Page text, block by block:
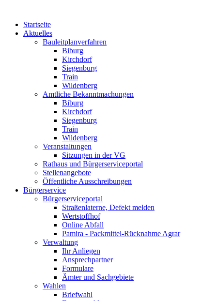
Startseite
Aktuelles
Bauleitplanverfahren
Biburg
Kirchdorf
Siegenburg
Train
Wildenberg
Amtliche Bekanntmachungen
Biburg
Kirchdorf
Siegenburg
Train
Wildenberg
Veranstaltungen
Sitzungen in der VG
Rathaus und Bürgerserviceportal
Stellenangebote
Öffentliche Ausschreibungen
Bürgerservice
Bürgerserviceportal
Straßenlaterne, Defekt melden
Wertstoffhof
Online Abfall
Pamira - Packmittel-Rücknahme Agrar
Verwaltung
Ihr Anliegen
Ansprechpartner
Formulare
Ämter und Sachgebiete
Wahlen
Briefwahl